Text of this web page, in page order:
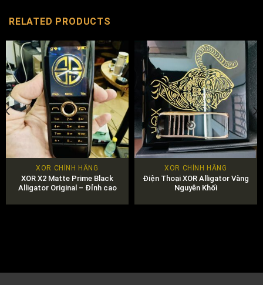
RELATED PRODUCTS
XOR CHÍNH HÃNG
XOR X2 Matte Prime Black
Alligator Original – Đỉnh cao
XOR CHÍNH HÃNG
Điện Thoại XOR Alligator Vàng
Nguyên Khối